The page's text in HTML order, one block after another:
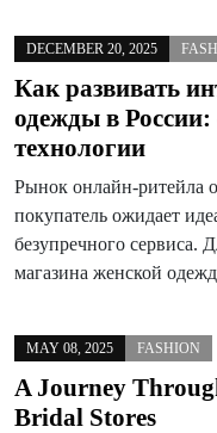
DECEMBER 20, 2025
Как развивать
одежды в России:
технологии
Рынок онлайн-ритейла
покупатель ожидает
безупречного сервиса.
магазина женской
MAY 08, 2025 FASHION
A Journey
Bridal Stores